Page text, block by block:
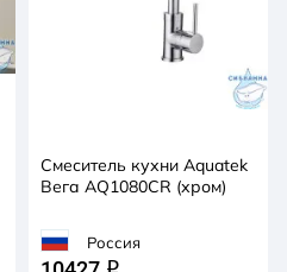
Смеситель кухни Aquatek
Вега AQ1080CR (хром)
Россия
q